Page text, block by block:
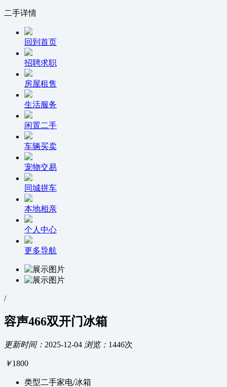
二手详情
回到首页
招聘求职
房屋租售
生活服务
闲置二手
车辆买卖
宠物交易
同城拼车
本地相亲
个人中心
更多导航
/
容声466双开门冰箱
更新时间： 2025-12-04 浏览： 1446次
￥1800
类型二手家电/冰箱